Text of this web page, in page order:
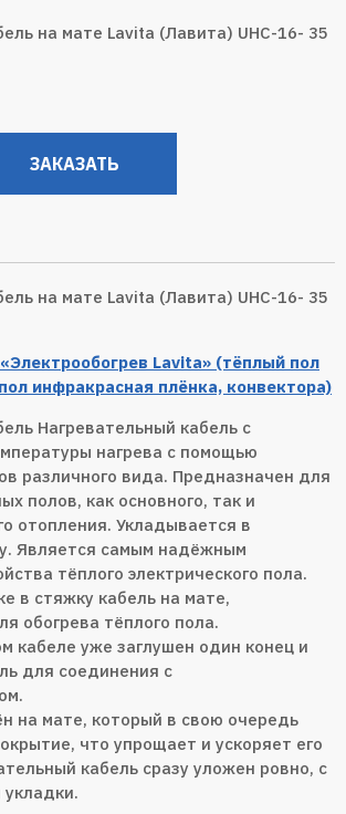
на мате Lavita (Лавита) UHC-16- 35
ЗАКАЗАТЬ
на мате Lavita (Лавита) UHC-16- 35
Lavita» (тёплый пол
инфракрасная плёнка, конвектора)
Нагревательный кабель с
нагрева с помощью
различного вида. Предназначен для
полов, как основного, так и
отопления. Укладывается в
Является самым надёжным
тёплого электрического пола.
в стяжку кабель на мате,
обогрева тёплого пола.
кабеле уже заглушен один конец и
для соединения с
на мате, который в свою очередь
что упрощает и ускоряет его
кабель сразу уложен ровно, с